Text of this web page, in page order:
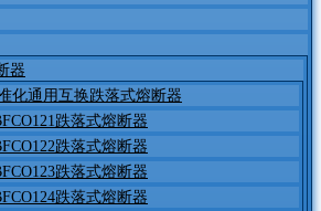
器
化通用互换跌落式熔断器
跌落式熔断器
跌落式熔断器
跌落式熔断器
跌落式熔断器